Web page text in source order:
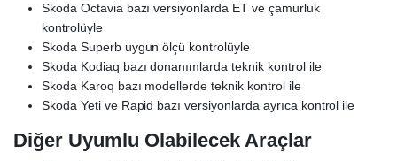
Skoda Octavia bazı versiyonlarda ET ve çamurluk
kontrolüyle
Skoda Superb uygun ölçü kontrolüyle
Skoda Kodiaq bazı donanımlarda teknik kontrol ile
Skoda Karoq bazı modellerde teknik kontrol ile
Skoda Yeti ve Rapid bazı versiyonlarda ayrıca kontrol ile
Diğer Uyumlu Olabilecek Araçlar